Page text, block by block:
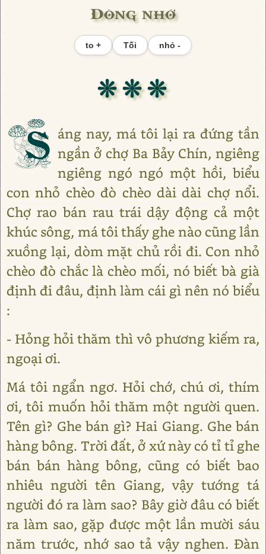
Dòng nhớ
to + Tối nhỏ -
❊ ❊ ❊
S áng nay, má tôi lại ra đứng tần
ngần ở chợ Ba Bảy Chín, ngiêng
ngiêng ngó ngó một hồi, biểu
con nhỏ chèo đò chèo dài dài chợ nổi.
Chợ rao bán rau trái dậy động cả một
khúc sông, má tôi thấy ghe nào cũng lần
xuồng lại, dòm mặt chủ rồi đi. Con nhỏ
chèo đò chắc là chèo mối, nó biết bà già
định đi đâu, định làm cái gì nên nó biểu
:
- Hỏng hỏi thăm thì vô phương kiếm ra,
ngoại ơi.
Má tôi ngẩn ngơ. Hỏi chớ, chú ơi, thím
ơi, tôi muốn hỏi thăm một người quen.
Tên gì? Ghe bán gì? Hai Giang. Ghe bán
hàng bông. Trời đất, ở xứ này có tỉ tỉ ghe
bán bán hàng bông, cũng có biết bao
nhiêu người tên Giang, vậy tướng tá
người đó ra làm sao? Bây giờ đâu có biết
ra làm sao, gặp được một lần mười sáu
năm trước, nhớ sao tả vậy nghen. Đàn